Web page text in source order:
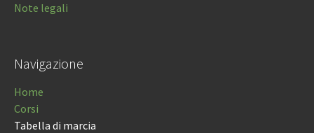
Note legali
Navigazione
Home
Corsi
Tabella di marcia